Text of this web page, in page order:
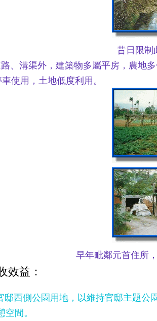
昔日限制
、溝渠外，建築物多屬平房，農地
使用，土地低度利用。
早年毗鄰元首住所
效益：
邸西側公園用地，以維持官邸主題公
間。